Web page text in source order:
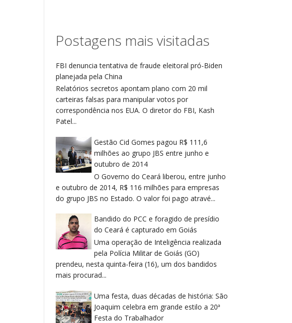
Postagens mais visitadas
FBI denuncia tentativa de fraude eleitoral pró-Biden
planejada pela China
Relatórios secretos apontam plano com 20 mil
carteiras falsas para manipular votos por
correspondência nos EUA. O diretor do FBI, Kash
Patel...
Gestão Cid Gomes pagou R$ 111,6
milhões ao grupo JBS entre junho e
outubro de 2014
O Governo do Ceará liberou, entre junho
e outubro de 2014, R$ 116 milhões para empresas
do grupo JBS no Estado. O valor foi pago atravé...
Bandido do PCC e foragido de presídio
do Ceará é capturado em Goiás
Uma operação de Inteligência realizada
pela Polícia Militar de Goiás (GO)
prendeu, nesta quinta-feira (16), um dos bandidos
mais procurad...
Uma festa, duas décadas de história: São
Joaquim celebra em grande estilo a 20ª
Festa do Trabalhador